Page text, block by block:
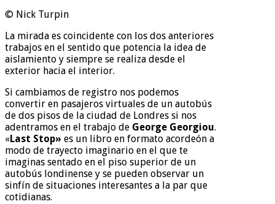
© Nick Turpin
La mirada es coincidente con los dos anteriores
trabajos en el sentido que potencia la idea de
aislamiento y siempre se realiza desde el
exterior hacia el interior.
Si cambiamos de registro nos podemos
convertir en pasajeros virtuales de un autobús
de dos pisos de la ciudad de Londres si nos
adentramos en el trabajo de George Georgiou.
«Last Stop» es un libro en formato acordeón a
modo de trayecto imaginario en el que te
imaginas sentado en el piso superior de un
autobús londinense y se pueden observar un
sinfín de situaciones interesantes a la par que
cotidianas.